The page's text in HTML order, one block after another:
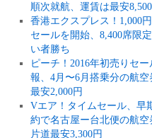
順次就航、運賃は最安
香港エクスプレス！1,000
セールを開始、8,400席限
い者勝ち
ピーチ！2016年初売りセー
報、4月〜6月搭乗分の航空
最安2,000円
Vエア！タイムセール、早
約で名古屋ー台北便の航空
片道最安3,300円